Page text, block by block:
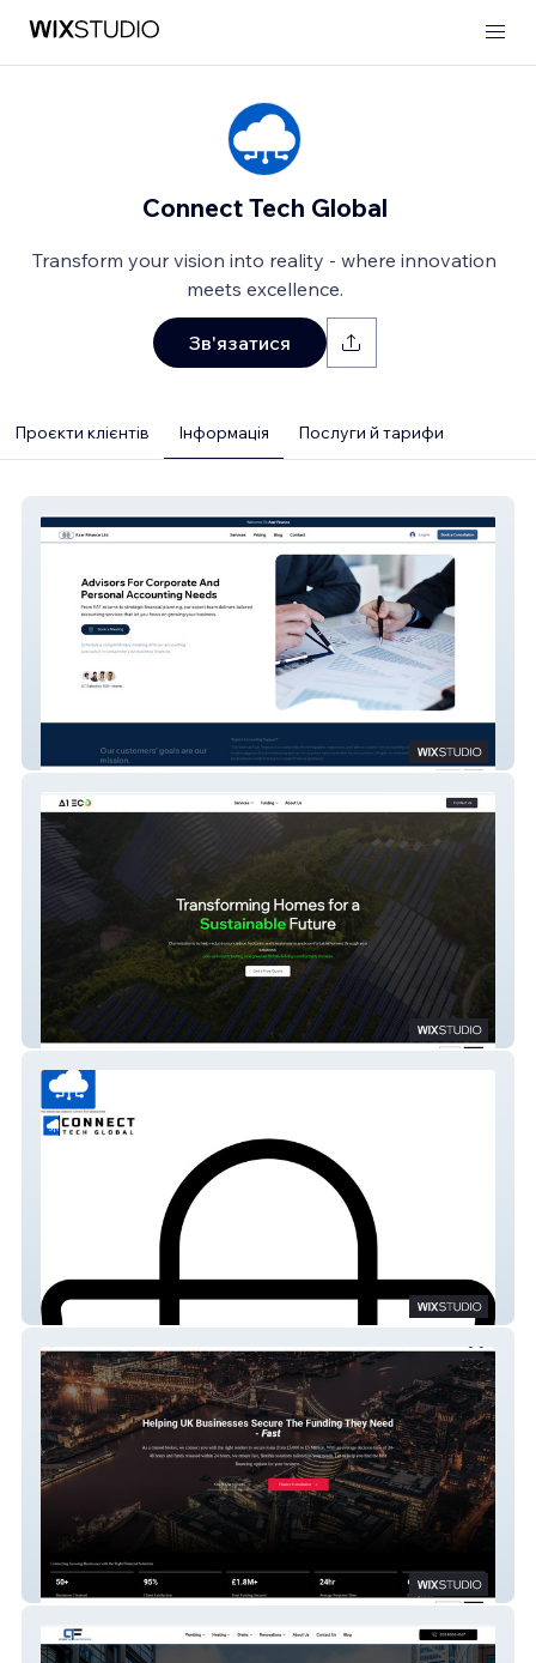
Connect Tech Global
Transform your vision into reality - where innovation
meets excellence.
Зв'язатися
Проєкти клієнтів Інформація Послуги й тарифи
Azar Finance
A1 ECO Ltd
Connect Tech Global
Apex Finance